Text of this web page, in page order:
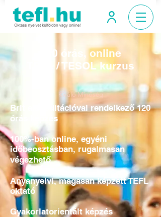
120 órás, online
TEFL / TESOL kurzus
Kiváló Minőség
Brit akkreditációval rendelkező 120
órás képzés
100%-ban online, egyéni
időbeosztásban, rugalmasan
végezhető
Anyanyelvi, magasan képzett TEFL
oktató
Gyakorlatorientált képzés